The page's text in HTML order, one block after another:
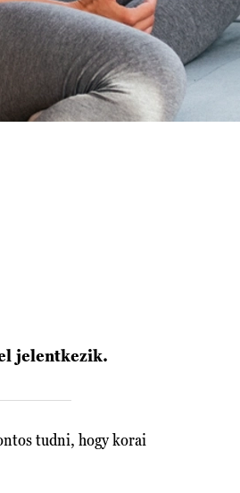
jelentkezik.
tudni, hogy korai